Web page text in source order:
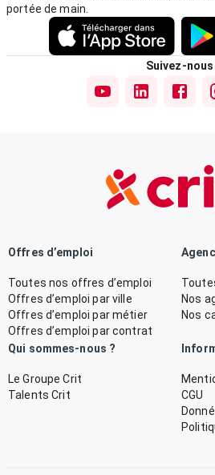
portée de main.
Suivez-nous
Offres d’emploi
Toutes nos offres d’emploi
Offres d’emploi par ville
Offres d’emploi par métier
Offres d’emploi par contrat
Nos
Nos
Qui sommes-nous ?
Le Groupe Crit
Talents Crit
CGU